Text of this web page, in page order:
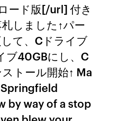
ード版[/url] 付き
しました↑パー
て、Cドライブ
ブ40GBにし、C
トール開始↑ Ma
by way of a stop